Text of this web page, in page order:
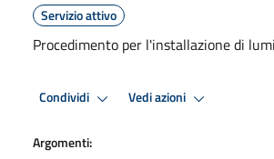
Servizio attivo
Procedimento per l'installazione di
Condividi Vedi azioni
Argomenti: